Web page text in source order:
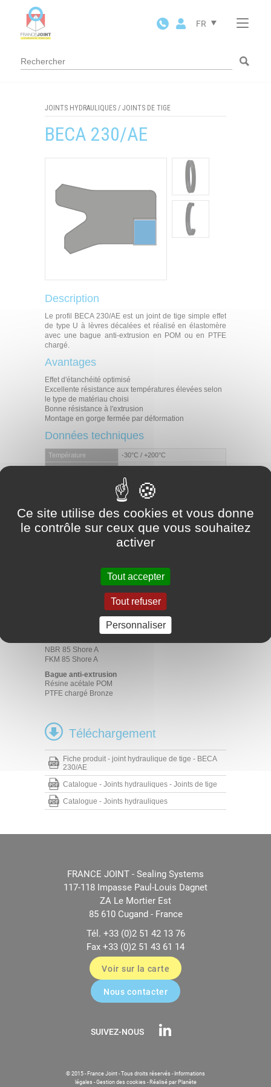
FR
JOINTS HYDRAULIQUES / JOINTS DE TIGE
BECA 230/AE
Description
Le profil BECA 230/AE est un joint de tige simple effet
de type U à lèvres décalées et réalisé en élastomère
avec une bague anti-extrusion en POM ou en PTFE
chargé.
Avantages
Effet d'étanchéité optimisé
Excellente résistance aux températures élevées selon
le type de matériau choisi
Bonne résistance à l'extrusion
Montage en gorge fermée par déformation
Données techniques
Température
-30°C / +200°C
Pression
25 MPa
0,5 m/s
Fluides en contact
Huiles hydrauliques minérales
Fluides difficilement inflammables
Fluides biocompatibles
Autres (contactez nos experts)
Hydraulique mobile
NBR 85 Shore A
FKM 85 Shore A
Bague anti-extrusion
Résine acétale POM
PTFE chargé Bronze
Téléchargement
Fiche produit - joint hydraulique de tige - BECA
230/AE
Catalogue - Joints hydrauliques - Joints de tige
Catalogue - Joints hydrauliques
FRANCE JOINT - Sealing Systems
117-118 Impasse Paul-Louis Dagnet
ZA Le Mortier Est
85 610 Cugand - France
Tél. +33 (0)2 51 42 13 76
Fax +33 (0)2 51 43 61 14
Voir sur la carte
Nous contacter
SUIVEZ-NOUS
© 2015 - France Joint - Tous droits réservés - Informations
légales -Gestion des cookies - Réalisé par Planète
Ce site utilise des cookies et vous donne
le contrôle sur ceux que vous souhaitez
activer
Tout accepter
Tout refuser
Personnaliser